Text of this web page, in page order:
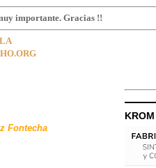
importante. Gracias !!
Fontecha
KROM